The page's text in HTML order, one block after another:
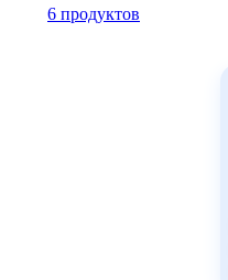
6 продуктов